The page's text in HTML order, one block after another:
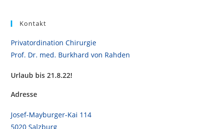
Kontakt
Privatordination Chirurgie
Prof. Dr. med. Burkhard von Rahden
Urlaub bis 21.8.22!
Adresse
Josef-Mayburger-Kai 114
5020 Salzburg